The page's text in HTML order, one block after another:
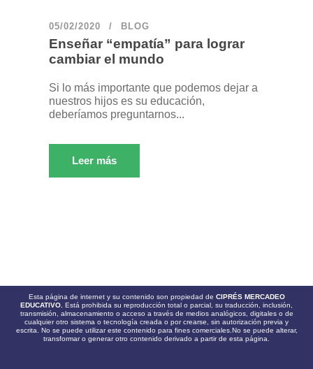
05/02/2020 BLOG
Enseñar “empatía” para lograr
cambiar el mundo
Si lo más importante que podemos dejar a
nuestros hijos es su educación,
deberíamos preguntarnos...
Leer más
Esta página de internet y su contenido son propiedad de CIPRÉS MERCADEO
EDUCATIVO. Está prohibida su reproducción total o parcial, su traducción, inclusión,
transmisión, almacenamiento o acceso a través de medios analógicos, digitales o de
cualquier otro sistema o tecnología creada o por crearse, sin autorización previa y
escrita. No se puede utilizar este contenido para fines comerciales.No se puede alterar,
transformar o generar otro contenido derivado a partir de esta página.